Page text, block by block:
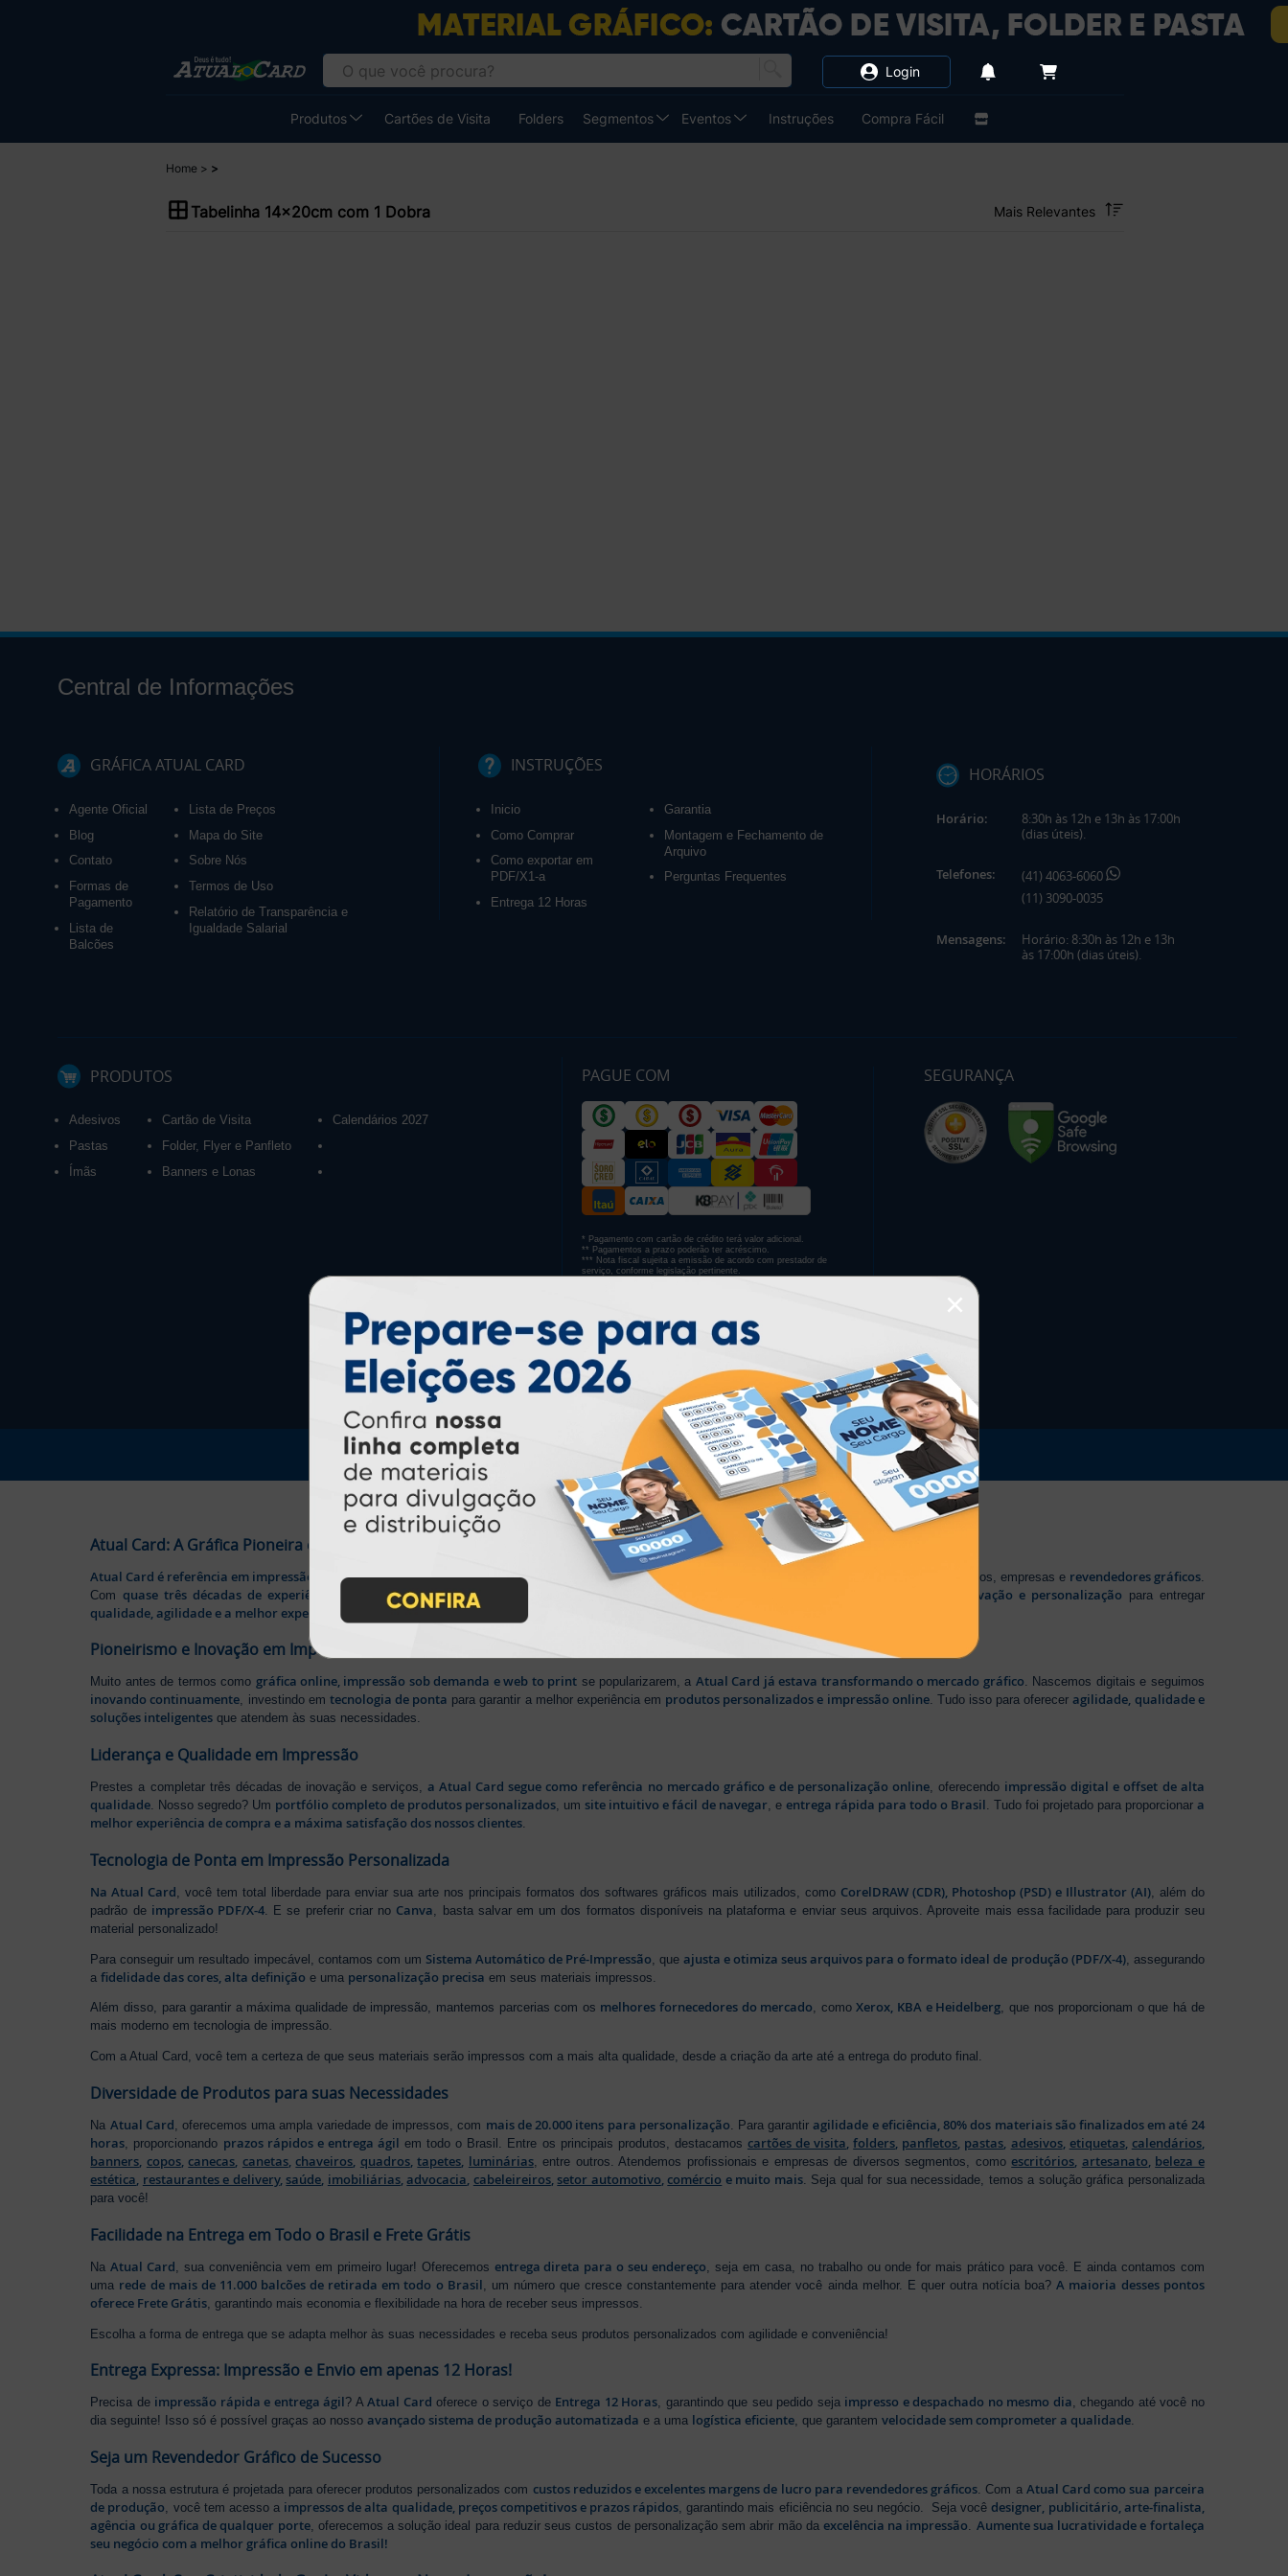
Produtos Cartões de Visita Folders Segmentos Eventos Instruções Compra Fácil
Login
Home
Tabelinha 14x20cm com 1 Dobra
Central de Informações
GRÁFICA ATUAL CARD
Agente Oficial
Blog
Contato
Formas de
Pagamento
Lista de
Balcões
Lista de Preços
Mapa do Site
Sobre Nós
Termos de Uso
Relatório de Transparência e
Igualdade Salarial
INSTRUÇÕES
Inicio
Como Comprar
Como exportar em
PDF/X1-a
Entrega 12 Horas
Garantia
Montagem e Fechamento de
Arquivo
Perguntas Frequentes
HORÁRIOS
Horário:
8:30h às 12h e 13h às 17:00h
(dias úteis).
Telefones:
(41) 4063-6060
(11) 3090-0035
Mensagens:
Horário: 8:30h às 12h e 13h
às 17:00h (dias úteis).
PRODUTOS
Adesivos
Pastas
Ímãs
Cartão de Visita
Folder, Flyer e Panfleto
Banners e Lonas
Calendários 2027
PAGUE COM
* Pagamento com cartão de crédito terá valor adicional.
** Pagamentos a prazo poderão ter acréscimo.
*** Nota fiscal sujeita a emissão de acordo com prestador de
serviço, conforme legislação pertinente.
PARTICIPE
SEGURANÇA
IMPRA INDUSTRIA GRAFICA LTDA | CNPJ: 28.045.354/0002-52
Atual Card © 2026. Todos os direitos reservados.
Atual Card: A Gráfica Pioneira em Personalização Online
Atual Card é referência em impressão gráfica online no Brasil, oferecendo uma ampla variedade de produtos e soluções para atender profissionais autônomos, empresas e revendedores gráficos.
Comquase três décadas de experiência , somos pioneiros no segmento de impressão sob demanda tecnologia, inovação e personalização para entregar
qualidade, agilidade e a melhor experiência aos nossos clientes.
Pioneirismo e Inovação em Impressão personalizada
Muito antes de termos como gráfica online, impressão sob demanda e web to print se popularizarem, a Atual Card já estava transformando o mercado gráfico. Nascemos digitais e seguimos
inovando continuamente, investindo em tecnologia de ponta para garantir a melhor experiência em produtos personalizados e impressão online. Tudo isso para ofereceragilidade, qualidade e
soluções inteligentes que atendem às suas necessidades.
Liderança e Qualidade em Impressão
Prestes a completar três décadas de inovação e serviços,a Atual Card segue como referência no mercado gráfico e de personalização online , oferecendo impressão digital e offset de alta
qualidade . Nosso segredo? Um portfólio completo de produtos personalizados , um site intuitivo e fácil de navegar , e entrega rápida para todo o Brasil . Tudo foi projetado para proporcionar a
melhor experiência de compra e a máxima satisfação dos nossos clientes
Tecnologia de Ponta em Impressão Personalizada
Na Atual Card , você tem total liberdade para enviar sua arte nos principais formatos dos softwares gráficos mais utilizados, como CorelDRAW (CDR), Photoshop (PSD) e Illustrator (AI), além do
padrão de impressão PDF/X-4 . E se preferir criar no Canva , basta salvar em um dos formatos disponíveis na plataforma e enviar seus arquivos. Aproveite mais essa facilidade para produzir seu
material personalizado!
Para conseguir um resultado impecável, contamos com um Sistema Automático de Pré-Impressão , queajusta e otimiza seus arquivos para o formato ideal de produção (PDF/X-4), assegurando
afidelidade das cores, alta definição e uma personalização precisa em seus materiais impressos.
Além disso, para garantir a máxima qualidade de impressão, mantemos parcerias com os melhores fornecedores do mercado, comoXerox, KBA e Heidelberg, que nos proporcionam o que há de
mais moderno em tecnologia de impressão.
Com a Atual Card, você tem a certeza de que seus materiais serão impressos com a mais alta qualidade, desde a criação da arte até a entrega do produto final.
Diversidade de Produtos para suas Necessidades
Na Atual Card, oferecemos uma ampla variedade de impressos, com mais de 20.000 itens para personalização. Para garantiragilidade e eficiência, 80% dos materiais são finalizados em até 24
horas, proporcionando prazos rápidos e entrega ágil em todo o Brasil. Entre os principais produtos, destacamos cartões de visita,folders, panfletos, pastas, adesivos, etiquetas, calendários,
banners, copos,canecas, canetas,chaveiros, quadros,tapetes, luminárias, entre outros. Atendemos profissionais e empresas de diversos segmentos, comoescritórios, artesanato, beleza e
estética, restaurantes e delivery, saúde, imobiliárias,advocacia, cabeleireiros, setor automotivo,comércio e muito mais. Seja qual for sua necessidade, temos a solução gráfica personalizada
para você!
Facilidade na Entrega em Todo o Brasil e Frete Grátis
NaAtual Card , sua conveniência vem em primeiro lugar! Oferecemos entrega direta para o seu endereço , seja em casa, no trabalho ou onde for mais prático para você. E ainda contamos com
uma rede de mais de 11.000 balcões de retirada em todo o Brasil , um número que cresce constantemente para atender você ainda melhor. E quer outra notícia boa?A maioria desses pontos
oferece Frete Grátis , garantindo mais economia e flexibilidade na hora de receber seus impressos.
Escolha a forma de entrega que se adapta melhor às suas necessidades e receba seus produtos personalizados com agilidade e conveniência!
Entrega Expressa: Impressão e Envio em apenas 12 Horas!
Precisa de impressão rápida e entrega ágil? AAtual Card oferece o serviço de Entrega 12 Horas, garantindo que seu pedido seja impresso e despachado no mesmo dia, chegando até você no
dia seguinte! Isso só é possível graças ao nossoavançado sistema de produção automatizada e a uma logística eficiente, que garantemvelocidade sem comprometer a qualidade.
Seja um Revendedor Gráfico de Sucesso
Toda a nossa estrutura é projetada para oferecer produtos personalizados com custos reduzidos e excelentes margens de lucro para revendedores gráficos . Com a Atual Card como sua parceira
de produção , você tem acesso a impressos de alta qualidade, preços competitivos e prazos rápidos , garantindo mais eficiência no seu negócio. Seja vocêdesigner, publicitário, arte-finalista,
agência ou gráfica de qualquer porte, oferecemos a solução ideal para reduzir seus custos de personalização sem abrir mão daexcelência na impressão Aumente sua lucratividade e fortaleça
seu negócio com a melhor gráfica online do Brasil!